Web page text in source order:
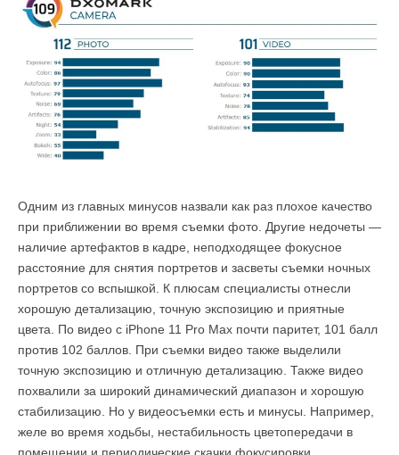
Одним из главных минусов назвали как раз плохое качество
при приближении во время съемки фото. Другие недочеты —
наличие артефактов в кадре, неподходящее фокусное
расстояние для снятия портретов и засветы съемки ночных
портретов со вспышкой. К плюсам специалисты отнесли
хорошую детализацию, точную экспозицию и приятные
цвета. По видео с iPhone 11 Pro Max почти паритет, 101 балл
против 102 баллов. При съемки видео также выделили
точную экспозицию и отличную детализацию. Также видео
похвалили за широкий динамический диапазон и хорошую
стабилизацию. Но у видеосъемки есть и минусы. Например,
желе во время ходьбы, нестабильность цветопередачи в
помещении и периодические скачки фокусировки.